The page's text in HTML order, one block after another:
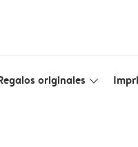
originales slim_arrow_down